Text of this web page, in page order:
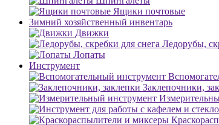
Ящики почтовые
Зимний хозяйственный инвентарь
Движки
Ледорубы,
Лопаты
Инструмент
Заклепочники,